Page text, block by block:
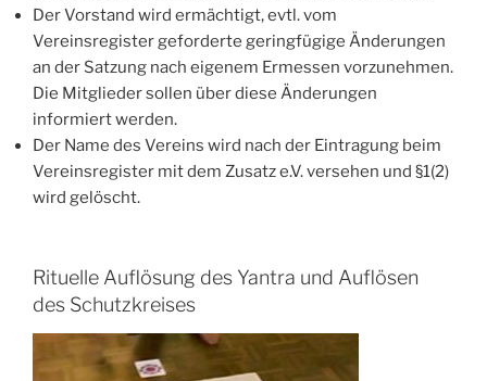
Der Vorstand wird ermächtigt, evtl. vom
Vereinsregister geforderte geringfügige Änderungen
an der Satzung nach eigenem Ermessen vorzunehmen.
Die Mitglieder sollen über diese Änderungen
informiert werden.
Der Name des Vereins wird nach der Eintragung beim
Vereinsregister mit dem Zusatz e.V. versehen und §1(2)
wird gelöscht.
Rituelle Auflösung des Yantra und Auflösen
des Schutzkreises